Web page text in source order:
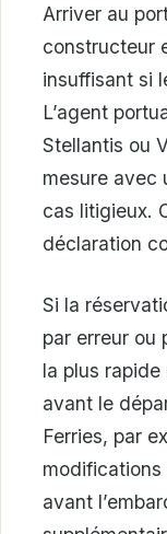
Arriver au
constructeur
insuffisant si
L’agent
Stellantis ou
mesure avec
cas litigieux.
déclaration
Si la
par erreur ou
la plus rapide
avant le
Ferries, par
modifications
avant